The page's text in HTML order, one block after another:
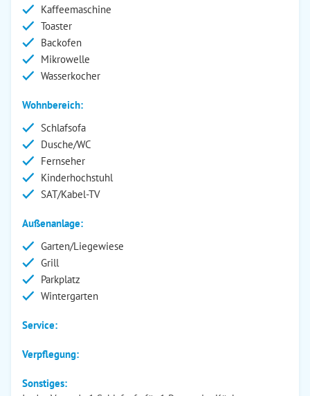
Kaffeemaschine
Toaster
Backofen
Mikrowelle
Wasserkocher
Wohnbereich:
Schlafsofa
Dusche/WC
Fernseher
Kinderhochstuhl
SAT/Kabel-TV
Außenanlage:
Garten/Liegewiese
Grill
Parkplatz
Wintergarten
Service:
Verpflegung:
Sonstiges: